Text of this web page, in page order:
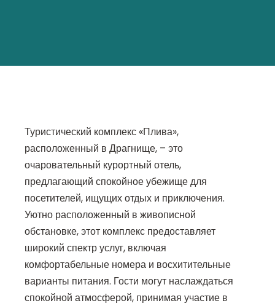
Туристический комплекс «Плива»,
расположенный в Драгнище, – это
очаровательный курортный отель,
предлагающий спокойное убежище для
посетителей, ищущих отдых и приключения.
Уютно расположенный в живописной
обстановке, этот комплекс предоставляет
широкий спектр услуг, включая
комфортабельные номера и восхитительные
варианты питания. Гости могут наслаждаться
спокойной атмосферой, принимая участие в